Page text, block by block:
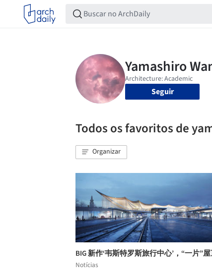
Seguir
Todos os favoritos de
Organizar
BIG 新作‘韦斯特罗斯旅行中心’，“一片”
Notícias